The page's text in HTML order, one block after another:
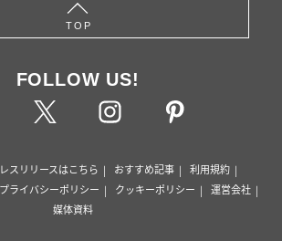
TOP
FOLLOW US!
スリリースはこちら おすすめ記事
利用規約
プライバシーポリシー クッキーポリシー
運営会社
媒体資料